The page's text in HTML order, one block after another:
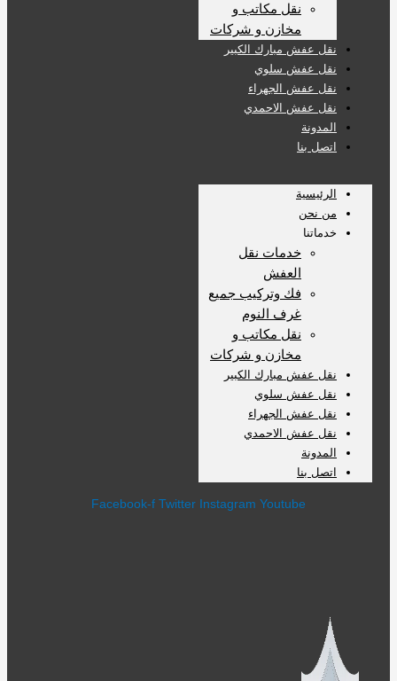
نقل مكاتب و
مخازن و شركات
نقل عفش مبارك الكبير
نقل عفش سلوي
نقل عفش الجهراء
نقل عفش الاحمدي
المدونة
اتصل بنا
الرئيسية
من نحن
خدماتنا
خدمات نقل
العفش
فك وتركيب جميع
غرف النوم
نقل مكاتب و
مخازن و شركات
نقل عفش مبارك الكبير
نقل عفش سلوي
نقل عفش الجهراء
نقل عفش الاحمدي
المدونة
اتصل بنا
Facebook-f Twitter Instagram Youtube